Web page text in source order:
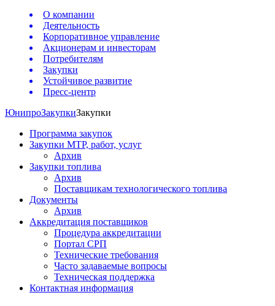
О компании
Деятельность
Корпоративное управление
Акционерам и инвесторам
Потребителям
Закупки
Устойчивое развитие
Пресс-центр
ЮнипроЗакупкиЗакупки
Программа закупок
Закупки МТР, работ, услуг
Архив
Закупки топлива
Архив
Поставщикам технологического топлива
Документы
Архив
Аккредитация поставщиков
Процедура аккредитации
Портал СРП
Технические требования
Часто задаваемые вопросы
Техническая поддержка
Контактная информация